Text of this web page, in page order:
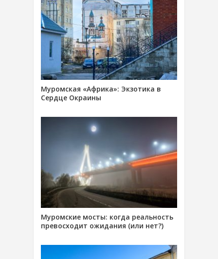
Муромская «Африка»: Экзотика в
Сердце Окраины
Муромские мосты: когда реальность
превосходит ожидания (или нет?)